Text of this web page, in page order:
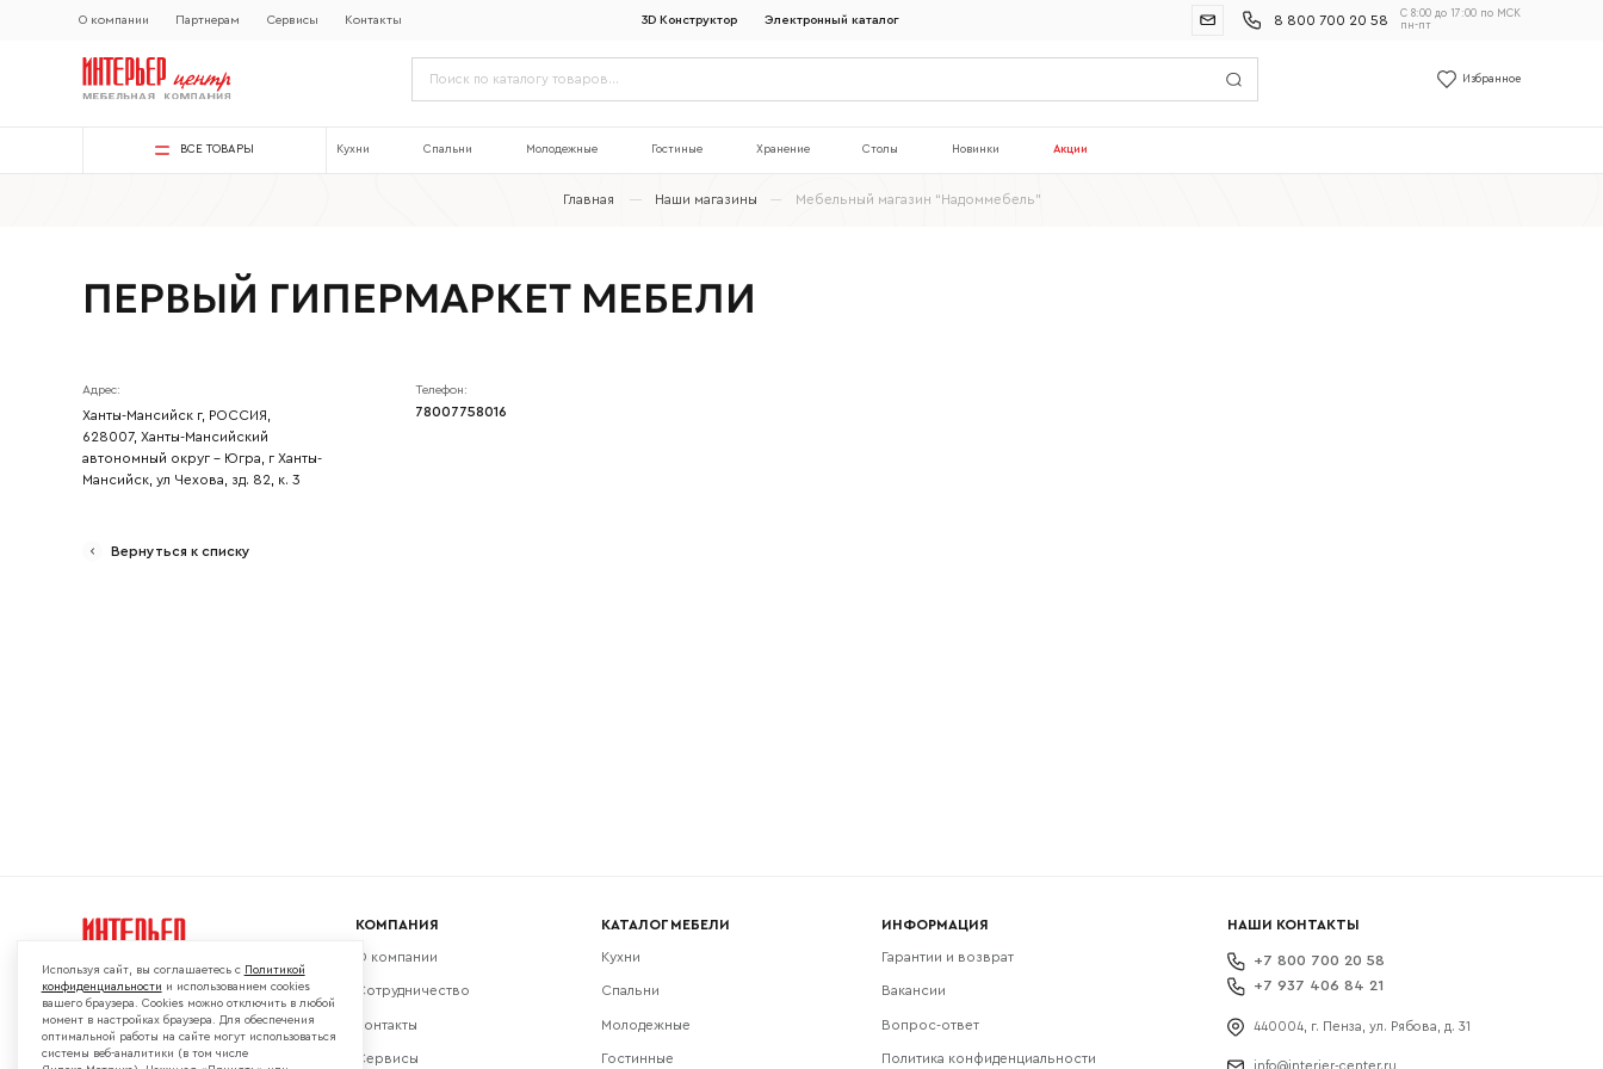
О компании Партнерам Сервисы Контакты 3D Конструктор Электронный каталог 8 800 700 20 58
С 8:00 до 17:00 по МСК
пн-пт
Избранное
ВСЕ ТОВАРЫ Кухни Спальни Молодежные Гостиные Хранение Столы Новинки Акции
Главная Наши магазины Мебельный магазин “Надоммебель”
ПЕРВЫЙ ГИПЕРМАРКЕТ МЕБЕЛИ
Адрес:
Ханты-Мансийск г, РОССИЯ,
628007, Ханты-Мансийский
автономный округ - Югра, г Ханты-
Мансийск, ул Чехова, зд. 82, к. 3
Телефон:
78007758016
Вернуться к списку
Мы в социальных сетях:
КОМПАНИЯ
О компании
Сотрудничество
Контакты
Сервисы
КАТАЛОГ МЕБЕЛИ
Кухни
Спальни
Молодежные
Гостинные
ИНФОРМАЦИЯ
Гарантии и возврат
Вакансии
Вопрос-ответ
Политика конфиденциальности
НАШИ КОНТАКТЫ
+7 800 700 20 58
+7 937 406 84 21
440004, г. Пенза, ул. Рябова, д. 31
info@interier-center.ru
Используя сайт, вы соглашаетесь с Политикой
конфиденциальности и использованием cookies
вашего браузера. Cookies можно отключить в любой
момент в настройках браузера. Для обеспечения
оптимальной работы на сайте могут использоваться
системы веб-аналитики (в том числе